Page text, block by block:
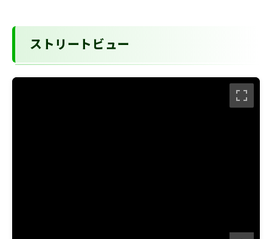
ストリートビュー